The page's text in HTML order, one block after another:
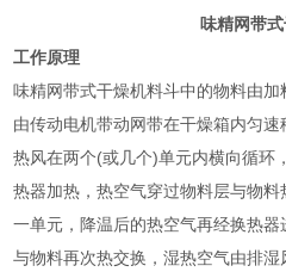
味精网带
工作原理
味精网带式干燥机料斗中的物料由加
由传动电机带动网带在干燥箱内匀速
热风在两个(或几个)单元内横向循环
热器加热，热空气穿过物料层与物
一单元，降温后的热空气再经换热
与物料再次热交换，湿热空气由排